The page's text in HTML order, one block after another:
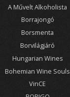
A Művelt Alkoholista
Borrajongó
Borsmenta
Borvilágjáró
Hungarian Wines
Bohemian Wine Souls
VinCE